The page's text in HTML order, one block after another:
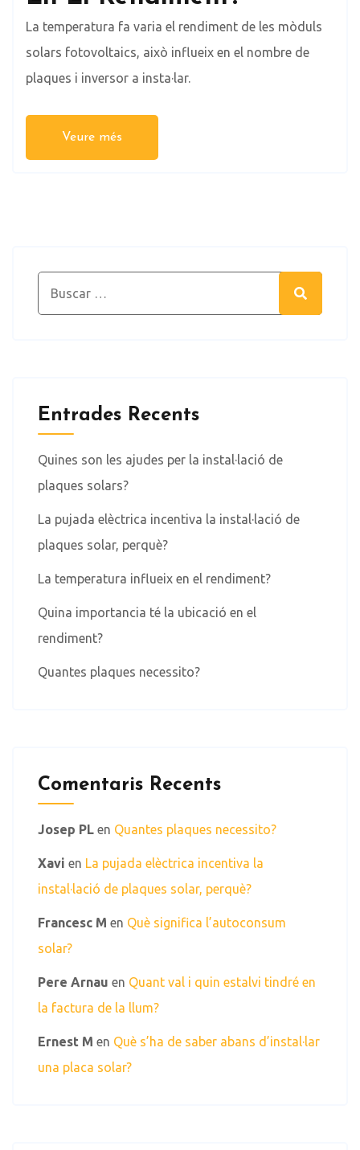
La temperatura fa varia el rendiment de les mòduls
solars fotovoltaics, això influeix en el nombre de
plaques i inversor a insta·lar.
Veure més
Entrades Recents
Quines son les ajudes per la instal·lació de
plaques solars?
La pujada elèctrica incentiva la instal·lació de
plaques solar, perquè?
La temperatura influeix en el rendiment?
Quina importancia té la ubicació en el
rendiment?
Quantes plaques necessito?
Comentaris Recents
Josep PL en Quantes plaques necessito?
Xavi en La pujada elèctrica incentiva la
instal·lació de plaques solar, perquè?
Francesc M en Què significa l’autoconsum
solar?
Pere Arnau en Quant val i quin estalvi tindré en
la factura de la llum?
Ernest M en Què s’ha de saber abans d’instal·lar
una placa solar?